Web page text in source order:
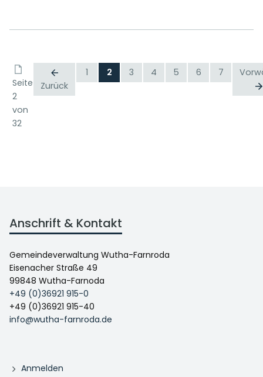
Seite
2
von
32
Zurück
1 2 3 4 5 6 7
Anschrift & Kontakt
Gemeindeverwaltung Wutha-Farnroda
Eisenacher Straße 49
99848 Wutha-Farnoda
+49 (0)36921 915-0
+49 (0)36921 915-40
info@wutha-farnroda.de
Anmelden